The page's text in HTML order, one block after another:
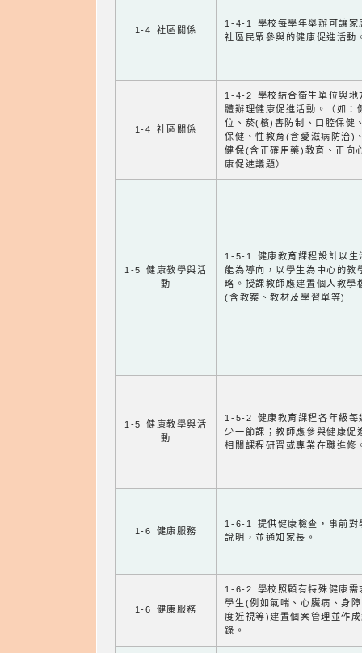
1-4 社區關係
1-4-1 學校每學年舉辦可讓家
社區民眾參與的健康促進活動
1-4 社區關係
1-4-2 學校結合衛生單位與地
體辦理健康促進活動。（如：
位、菸(檳)害防制、口腔保健
保健、性教育(含愛滋病防治)
健保(含正確用藥)教育、正向
康促進議題）
1-5 健康教學與活
動
1-5-1 健康教育課程設計以生
能為導向，以學生為中心的教
略。授課教師應建置個人教學
(含教案、教材及學習單等)
1-5 健康教學與活
動
1-5-2 健康教育課程各年級每
少一節課；教師應參與健康促
相關課程研習或專業在職進修
1-6 健康服務
1-6-1 提供健康檢查，事前對
說明，並通知家長。
1-6 健康服務
1-6-2 學校照顧有特殊健康需
學生(例如氣喘、心臟病、身
度近視等)建置個案管理並作
錄。